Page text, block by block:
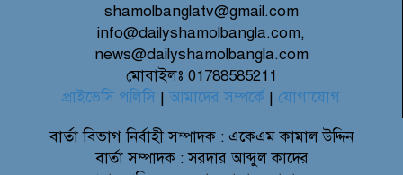
shamolbanglatv@gmail.com
info@dailyshamolbangla.com,
news@dailyshamolbangla.com
মোবাইলঃ 01788585211
প্রাইভেসি পলিসি | আমাদের সম্পর্কে | যোগাযোগ
বার্তা বিভাগনির্বাহী সম্পাদক : একেএম কামাল উদ্দিন
বার্তা সম্পাদক : সরদার আব্দুল কাদের